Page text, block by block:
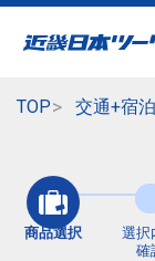
TOP 交通+宿泊
商品選択
選択
確